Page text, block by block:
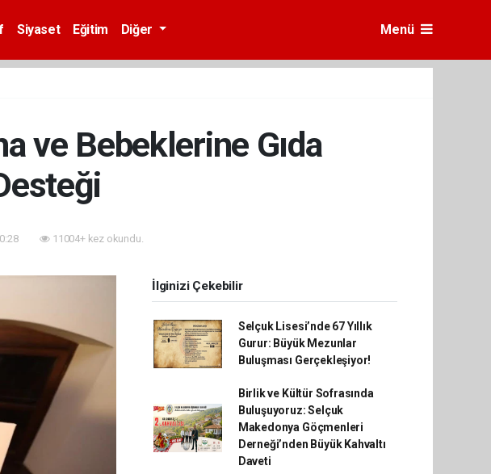
Siyaset Eğitim Diğer Menü
ve Bebeklerine Gıda
11004+ kez okundu.
İlginizi Çekebilir
Selçuk Lisesi’nde 67 Yıllık
Gurur: Büyük Mezunlar
Buluşması Gerçekleşiyor!
Birlik ve Kültür Sofrasında
Buluşuyoruz: Selçuk
Makedonya Göçmenleri
Derneği’nden Büyük Kahvaltı
Daveti